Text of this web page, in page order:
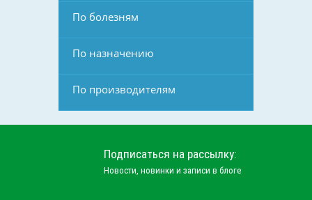
По болезням
По назначению
По производителям
Подписаться на рассылку:
Новости, новинки и записи в блоге